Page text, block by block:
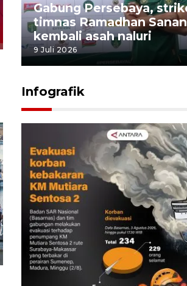
Gabung Persebaya,
timnas Ramadhan
kembali asah naluri
9 Juli 2026
Infografik